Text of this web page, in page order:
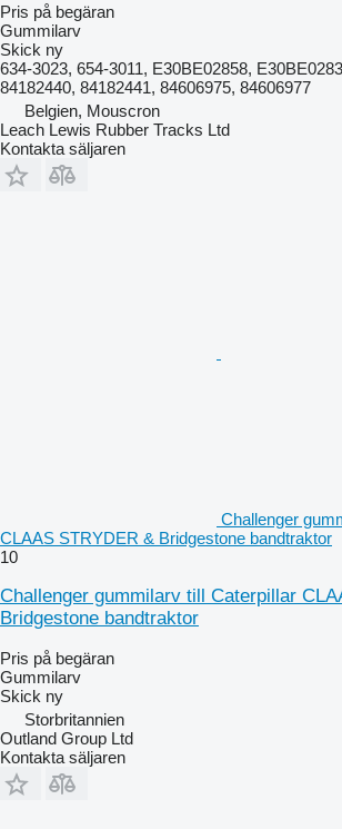
Pris på begäran
Gummilarv
Skick ny
634-3023, 654-3011, E30BE02858,
84182440, 84182441, 84606975, 84606977
Belgien, Mouscron
Leach Lewis Rubber Tracks Ltd
Kontakta säljaren
Challenger
CLAAS STRYDER & Bridgestone bandtraktor
10
Challenger gummilarv till Caterpillar
Bridgestone bandtraktor
Pris på begäran
Gummilarv
Skick ny
Storbritannien
Outland Group Ltd
Kontakta säljaren